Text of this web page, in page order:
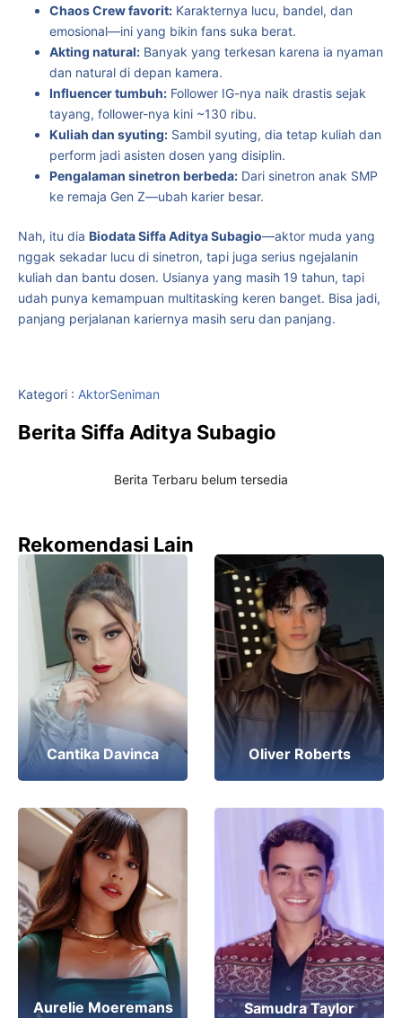
Chaos Crew favorit: Karakternya lucu, bandel, dan
emosional—ini yang bikin fans suka berat.
Akting natural: Banyak yang terkesan karena ia nyaman
dan natural di depan kamera.
Influencer tumbuh: Follower IG-nya naik drastis sejak
tayang, follower-nya kini ~130 ribu.
Kuliah dan syuting: Sambil syuting, dia tetap kuliah dan
perform jadi asisten dosen yang disiplin.
Pengalaman sinetron berbeda: Dari sinetron anak SMP
ke remaja Gen Z—ubah karier besar.
Nah, itu dia Biodata Siffa Aditya Subagio—aktor muda yang
nggak sekadar lucu di sinetron, tapi juga serius ngejalanin
kuliah dan bantu dosen. Usianya yang masih 19 tahun, tapi
udah punya kemampuan multitasking keren banget. Bisa jadi,
panjang perjalanan kariernya masih seru dan panjang.
Kategori : AktorSeniman
Berita Siffa Aditya Subagio
Berita Terbaru belum tersedia
Rekomendasi Lain
Cantika Davinca Oliver Roberts
Aurelie Moeremans Samudra Taylor